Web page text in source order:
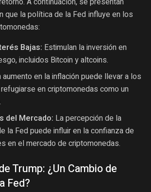
que la política de la Fed influye en los
Bajas: Estimulan la inversión en
incluidos Bitcoin y altcoins.
aumento en la inflación puede llevar a los
en criptomonedas como un
del Mercado: La percepción de la
la Fed puede influir en la confianza de
en el mercado de criptomonedas.
Trump: ¿Un Cambio de
Fed?